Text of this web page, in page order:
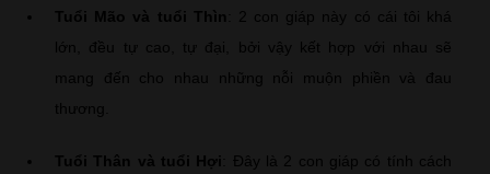
Tuổi Mão và tuổi Thìn
: 2 con giáp này có cái tôi khá
lớn, đều tự cao, tự đại, bởi vậy kết hợp với nhau sẽ
mang đến cho nhau những nỗi muộn phiền và đau
thương.
Tuổi Thân và tuổi Hợi
: Đây là 2 con giáp có tính cách